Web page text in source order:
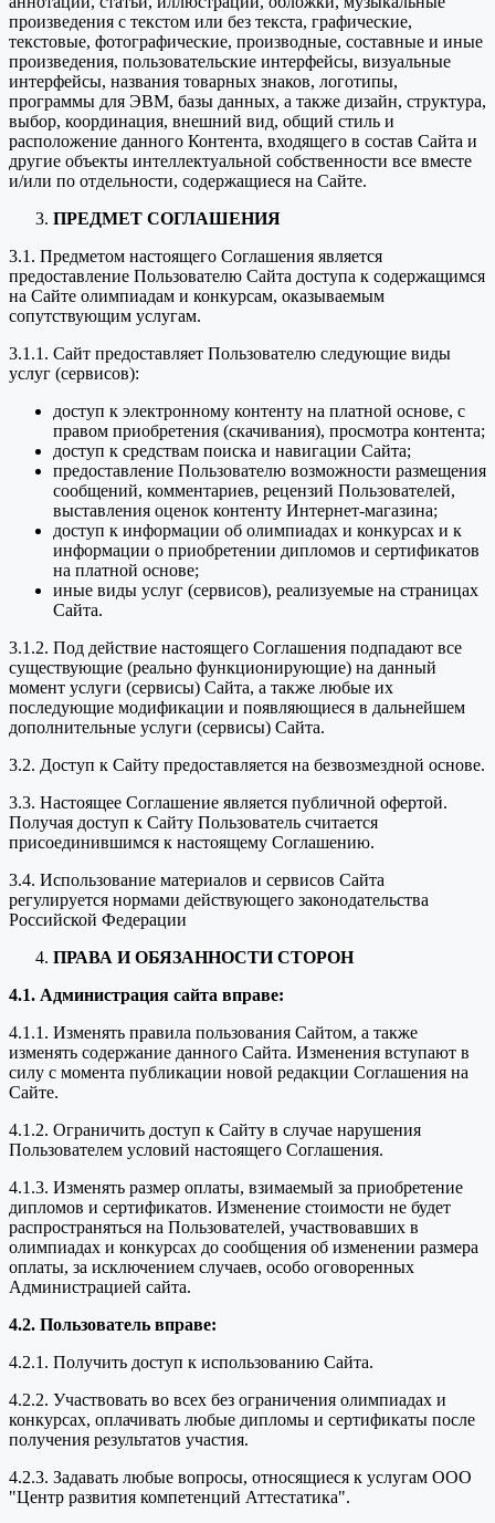
произведения с текстом или без текста, графические,
текстовые, фотографические, производные, составные и иные
произведения, пользовательские интерфейсы, визуальные
интерфейсы, названия товарных знаков, логотипы,
программы для ЭВМ, базы данных, а также дизайн, структура,
выбор, координация, внешний вид, общий стиль и
расположение данного Контента, входящего в состав Сайта и
другие объекты интеллектуальной собственности все вместе
и/или по отдельности, содержащиеся на Сайте.
ПРЕДМЕТ СОГЛАШЕНИЯ
3.1. Предметом настоящего Соглашения является
предоставление Пользователю Сайта доступа к содержащимся
на Сайте олимпиадам и конкурсам, оказываемым
сопутствующим услугам.
3.1.1. Сайт предоставляет Пользователю следующие виды
услуг (сервисов):
доступ к электронному контенту на платной основе, с
правом приобретения (скачивания), просмотра контента;
доступ к средствам поиска и навигации Сайта;
предоставление Пользователю возможности размещения
сообщений, комментариев, рецензий Пользователей,
выставления оценок контенту Интернет-магазина;
доступ к информации об олимпиадах и конкурсах и к
информации о приобретении дипломов и сертификатов
на платной основе;
иные виды услуг (сервисов), реализуемые на страницах
Сайта.
3.1.2. Под действие настоящего Соглашения подпадают все
существующие (реально функционирующие) на данный
момент услуги (сервисы) Сайта, а также любые их
последующие модификации и появляющиеся в дальнейшем
дополнительные услуги (сервисы) Сайта.
3.2. Доступ к Сайту предоставляется на безвозмездной основе.
3.3. Настоящее Соглашение является публичной офертой.
Получая доступ к Сайту Пользователь считается
присоединившимся к настоящему Соглашению.
3.4. Использование материалов и сервисов Сайта
регулируется нормами действующего законодательства
Российской Федерации
ПРАВА И ОБЯЗАННОСТИ СТОРОН
4.1. Администрация сайта вправе:
4.1.1. Изменять правила пользования Сайтом, а также
изменять содержание данного Сайта. Изменения вступают в
силу с момента публикации новой редакции Соглашения на
Сайте.
4.1.2. Ограничить доступ к Сайту в случае нарушения
Пользователем условий настоящего Соглашения.
4.1.3. Изменять размер оплаты, взимаемый за приобретение
дипломов и сертификатов. Изменение стоимости не будет
распространяться на Пользователей, участвовавших в
олимпиадах и конкурсах до сообщения об изменении размера
оплаты, за исключением случаев, особо оговоренных
Администрацией сайта.
4.2. Пользователь вправе:
4.2.1. Получить доступ к использованию Сайта.
4.2.2. Участвовать во всех без ограничения олимпиадах и
конкурсах, оплачивать любые дипломы и сертификаты после
получения результатов участия.
4.2.3. Задавать любые вопросы, относящиеся к услугам ООО
"Центр развития компетенций Аттестатика".